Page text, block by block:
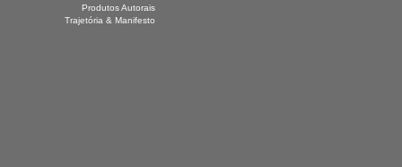
Produtos Autorais
Trajetória & Manifesto